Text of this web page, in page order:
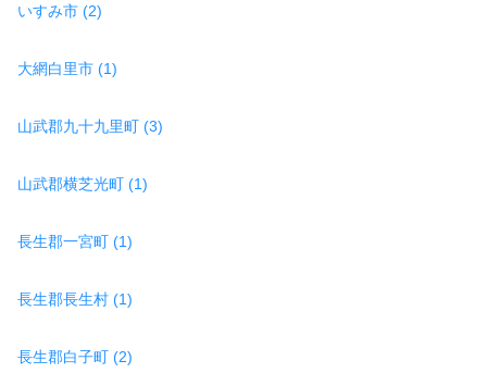
いすみ市 (2)
大網白里市 (1)
山武郡九十九里町 (3)
山武郡横芝光町 (1)
長生郡一宮町 (1)
長生郡長生村 (1)
長生郡白子町 (2)